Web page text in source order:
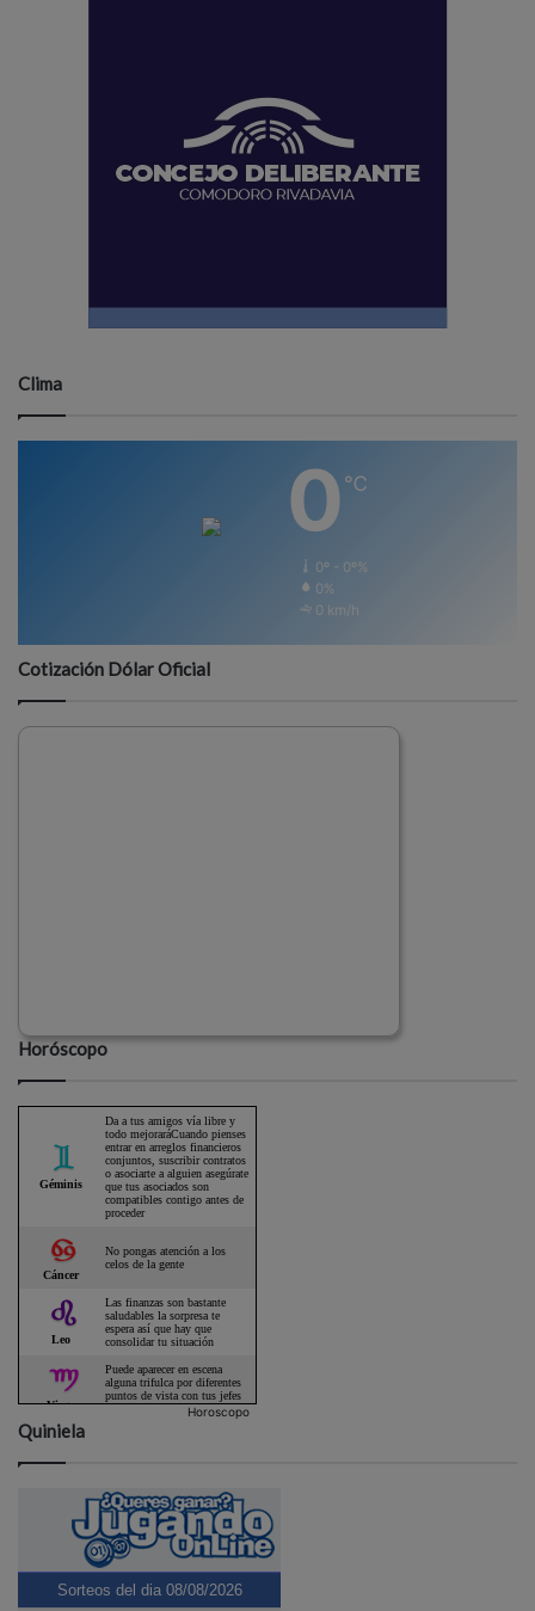
Clima
0 ℃
0º - 0º%
0%
0 km/h
Cotización Dólar Oficial
Horóscopo
Horoscopo
Quiniela